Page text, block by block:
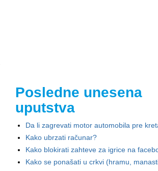
Posledne unesena
uputstva
Da li zagrevati motor automobila pre
Kako ubrzati računar?
Kako blokirati zahteve za igrice na
Kako se ponašati u crkvi (hramu,